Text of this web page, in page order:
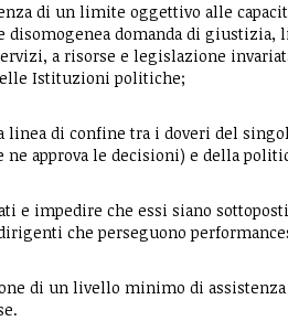
di un limite oggettivo alle
disomogenea domanda di
a risorse e legislazione
Istituzioni politiche;
linea di confine tra i doveri del
ne approva le decisioni) e della
e impedire che essi siano
che perseguono
di un livello minimo di